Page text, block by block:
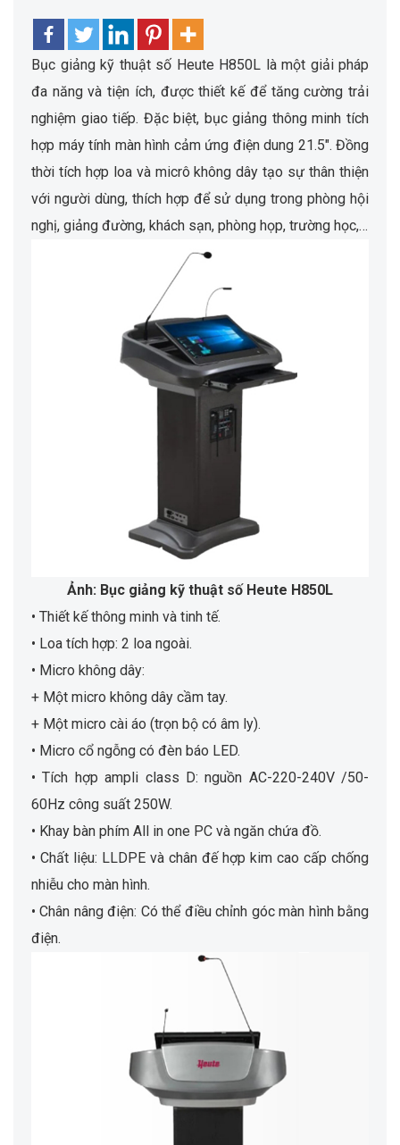
Bục giảng kỹ thuật số Heute H850L là một giải pháp
đa năng và tiện ích, được thiết kế để tăng cường trải
nghiệm giao tiếp. Đặc biệt, bục giảng thông minh tích
hợp máy tính màn hình cảm ứng điện dung 21.5″. Đồng
thời tích hợp loa và micrô không dây tạo sự thân thiện
với người dùng, thích hợp để sử dụng trong phòng hội
nghị, giảng đường, khách sạn, phòng họp, trường học,…
Ảnh: Bục giảng kỹ thuật số Heute H850L
• Thiết kế thông minh và tinh tế.
• Loa tích hợp: 2 loa ngoài.
• Micro không dây:
+ Một micro không dây cầm tay.
+ Một micro cài áo (trọn bộ có âm ly).
• Micro cổ ngỗng có đèn báo LED.
• Tích hợp ampli class D: nguồn AC-220-240V /50-
60Hz công suất 250W.
• Khay bàn phím All in one PC và ngăn chứa đồ.
• Chất liệu: LLDPE và chân đế hợp kim cao cấp chống
nhiễu cho màn hình.
• Chân nâng điện: Có thể điều chỉnh góc màn hình bằng
điện.